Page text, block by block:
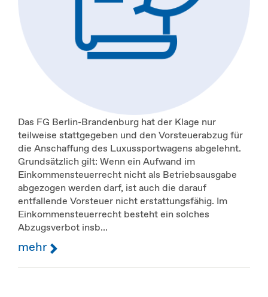
Das FG Berlin-Brandenburg hat der Klage nur
teilweise stattgegeben und den Vorsteuerabzug für
die Anschaffung des Luxussportwagens abgelehnt.
Grundsätzlich gilt: Wenn ein Aufwand im
Einkommensteuerrecht nicht als Betriebsausgabe
abgezogen werden darf, ist auch die darauf
entfallende Vorsteuer nicht erstattungsfähig. Im
Einkommensteuerrecht besteht ein solches
Abzugsverbot insb...
mehr